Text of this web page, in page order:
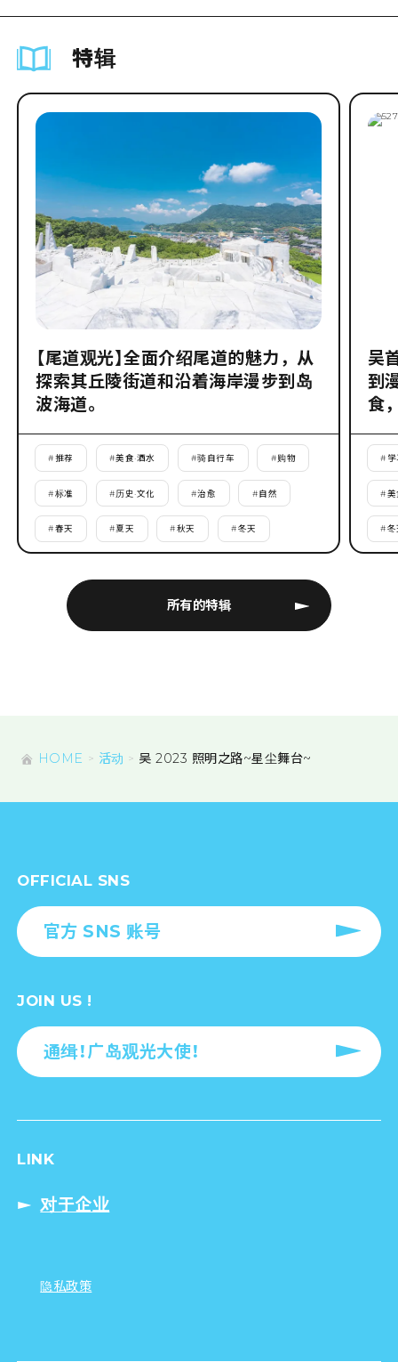
特辑
所有的特辑
【尾道观光】全面介绍尾道的魅力，从
探索其丘陵街道和沿着海岸漫步到岛
波海道。
#推荐 #美食·酒水 #骑自行车 #购物
#标准 #历史·文化 #治愈 #自然
#春天 #夏天 #秋天 #冬天
吴
到
食
# 学
#美
#冬
HOME 活动 吴 2023 照明之路~星尘舞台~
OFFICIAL SNS
官方 SNS 账号
JOIN US !
通缉！广岛观光大使！
LINK
对于企业
隐私政策